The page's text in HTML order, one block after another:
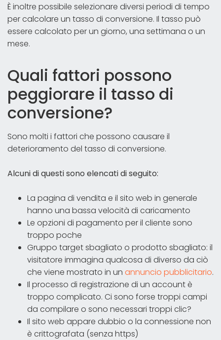
È inoltre possibile selezionare diversi periodi di tempo
per calcolare un tasso di conversione. Il tasso può
essere calcolato per un giorno, una settimana o un
mese.
Quali fattori possono
peggiorare il tasso di
conversione?
Sono molti i fattori che possono causare il
deterioramento del tasso di conversione.
Alcuni di questi sono elencati di seguito:
La pagina di vendita e il sito web in generale
hanno una bassa velocità di caricamento
Le opzioni di pagamento per il cliente sono
troppo poche
Gruppo target sbagliato o prodotto sbagliato: il
visitatore immagina qualcosa di diverso da ciò
che viene mostrato in un annuncio pubblicitario.
Il processo di registrazione di un account è
troppo complicato. Ci sono forse troppi campi
da compilare o sono necessari troppi clic?
Il sito web appare dubbio o la connessione non
è crittografata (senza https)